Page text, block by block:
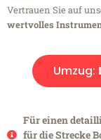
Vertrauen Sie auf
wertvolles
Umzug:
Für einen
für die Strecke